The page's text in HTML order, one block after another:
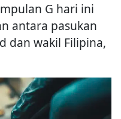
G hari ini
antara pasukan
dan wakil Filipina,